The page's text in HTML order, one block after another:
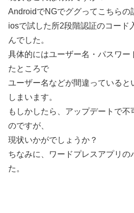
AndroidでNGでググってこちらの
iosで試した所2段階認証のコード
んでした。
具体的にはユーザー名・パスワ
たところで
ユーザー名などが間違っていると
しまいます。
もしかしたら、アップデートで不
のですが、
現状いかがでしょうか？
ちなみに、ワードプレスアプリの
た。